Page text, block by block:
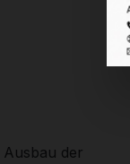
Ausbau der